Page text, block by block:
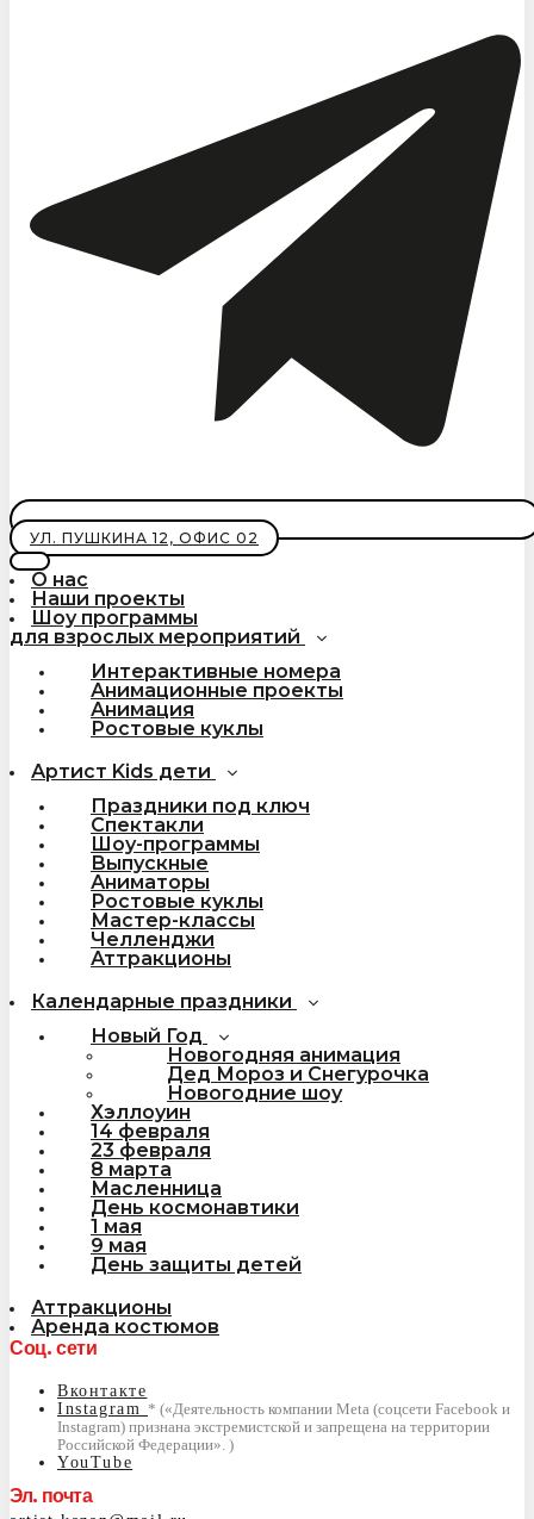
УЛ. ПУШКИНА 12, ОФИС 02
О нас
Наши проекты
Шоу программы
для взрослых мероприятий
Интерактивные номера
Анимационные проекты
Анимация
Ростовые куклы
Артист Kids дети
Праздники под ключ
Спектакли
Шоу-программы
Выпускные
Аниматоры
Ростовые куклы
Мастер-классы
Челленджи
Аттракционы
Календарные праздники
Новый Год
Новогодняя анимация
Дед Мороз и Снегурочка
Новогодние шоу
Хэллоуин
14 февраля
23 февраля
8 марта
Масленница
День космонавтики
1 мая
9 мая
День защиты детей
Аттракционы
Аренда костюмов
Соц. сети
Вконтакте
Instagram
YouTube
Эл. почта